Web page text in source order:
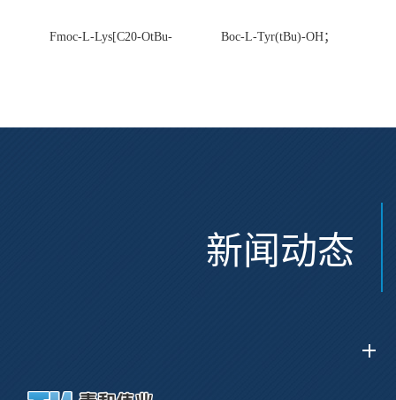
Fmoc-L-Lys[C20-OtBu-
Boc-L-Tyr(tBu)-OH；
新闻动态